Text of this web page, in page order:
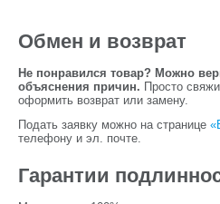
Обмен и возврат
Не понравился товар? Можно
объяснения причин. Просто
оформить возврат или замену.
Подать заявку можно на странице
телефону и эл. почте.
Гарантии